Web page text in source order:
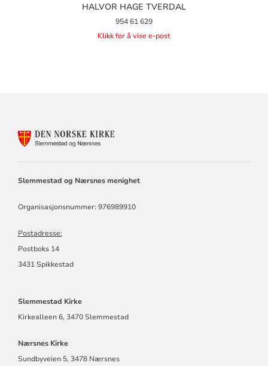
HALVOR HAGE TVERDAL
954 61 629
Klikk for å vise e-post
Slemmestad og Nærsnes menighet
Organisasjonsnummer: 976989910
Postadresse:
Postboks 14
3431 Spikkestad
Slemmestad Kirke
Kirkealleen 6, 3470 Slemmestad
Nærsnes Kirke
Sundbyveien 5, 3478 Nærsnes